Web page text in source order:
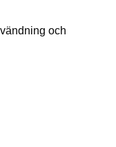
och